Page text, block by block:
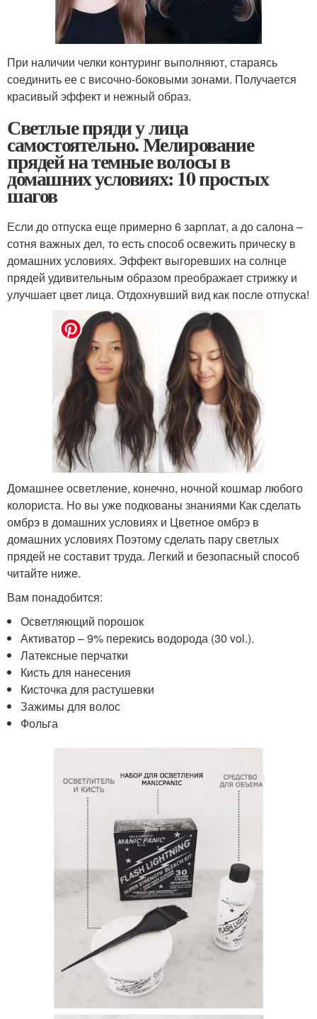
При наличии челки контуринг выполняют, стараясь
соединить ее с височно-боковыми зонами. Получается
красивый эффект и нежный образ.
Светлые пряди у лица
самостоятельно. Мелирование
прядей на темные волосы в
домашних условиях: 10 простых
шагов
Если до отпуска еще примерно 6 зарплат, а до салона –
сотня важных дел, то есть способ освежить прическу в
домашних условиях. Эффект выгоревших на солнце
прядей удивительным образом преображает стрижку и
улучшает цвет лица. Отдохнувший вид как после отпуска!
Домашнее осветление, конечно, ночной кошмар любого
колориста. Но вы уже подкованы знаниями Как сделать
омбрэ в домашних условиях и Цветное омбрэ в
домашних условиях Поэтому сделать пару светлых
прядей не составит труда. Легкий и безопасный способ
читайте ниже.
Вам понадобится:
Осветляющий порошок
Активатор – 9% перекись водорода (30 vol.).
Латексные перчатки
Кисть для нанесения
Кисточка для растушевки
Зажимы для волос
Фольга